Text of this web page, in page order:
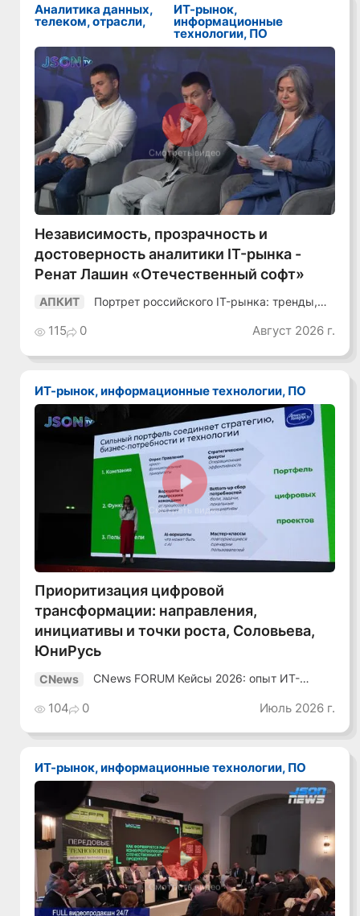
Аналитика данных,
телеком, отрасли,
ИТ-рынок,
информационные
технологии, ПО
Смотреть видео
Независимость, прозрачность и
достоверность аналитики IT-рынка -
Ренат Лашин «Отечественный софт»
АПКИТ
Портрет российского IT-рынка: тренды,
115 0 Август 2026 г.
ИТ-рынок, информационные технологии, ПО
Смотреть видео
Приоритизация цифровой
трансформации: направления,
инициативы и точки роста, Соловьева,
ЮниРусь
CNews
CNews FORUM Кейсы 2026: опыт ИТ-
104 0 Июль 2026 г.
ИТ-рынок, информационные технологии, ПО
Смотреть видео